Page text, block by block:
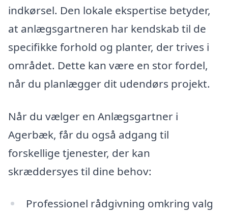
indkørsel. Den lokale ekspertise betyder,
at anlægsgartneren har kendskab til de
specifikke forhold og planter, der trives i
området. Dette kan være en stor fordel,
når du planlægger dit udendørs projekt.
Når du vælger en Anlægsgartner i
Agerbæk, får du også adgang til
forskellige tjenester, der kan
skræddersyes til dine behov:
Professionel rådgivning omkring valg